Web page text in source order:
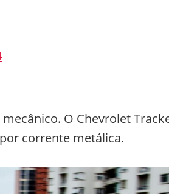
O Chevrolet
corrente metálica.